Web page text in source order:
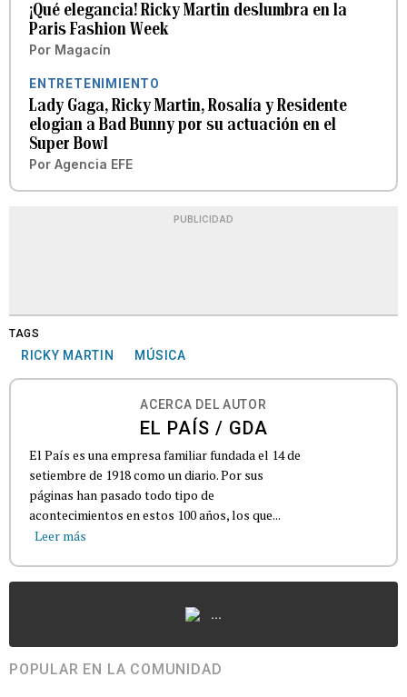
¡Qué elegancia! Ricky Martin deslumbra en la
Paris Fashion Week
Por Magacín
ENTRETENIMIENTO
Lady Gaga, Ricky Martin, Rosalía y Residente
elogian a Bad Bunny por su actuación en el
Super Bowl
Por Agencia EFE
PUBLICIDAD
TAGS
RICKY MARTIN MÚSICA
ACERCA DEL AUTOR
EL PAÍS / GDA
El País es una empresa familiar fundada el 14 de
setiembre de 1918 como un diario. Por sus
páginas han pasado todo tipo de
acontecimientos en estos 100 años, los que...
Leer más
...
POPULAR EN LA COMUNIDAD